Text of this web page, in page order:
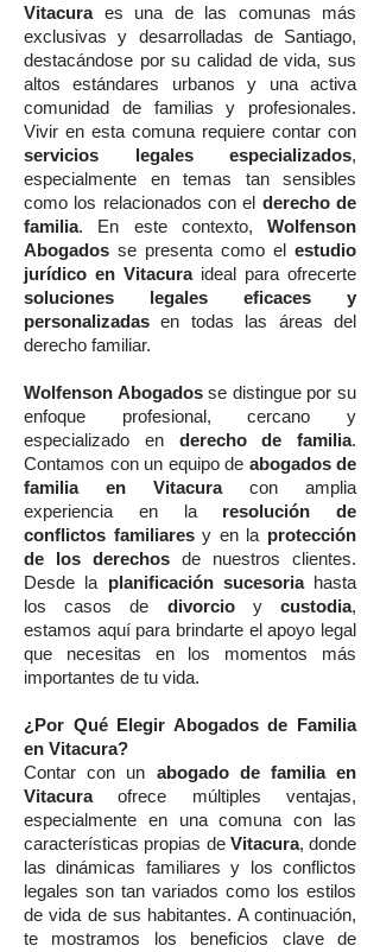
Vitacuraes una de las comunas más
exclusivas y desarrolladas de Santiago,
destacándose por su calidad de vida, sus
altos estándares urbanos y una activa
comunidad de familias y profesionales.
Vivir en esta comuna requiere contar con
servicios legales especializados,
especialmente en temas tan sensibles
como los relacionados con el derecho de
familia. En este contexto, Wolfenson
Abogados se presenta como el estudio
jurídico en Vitacuraideal para ofrecerte
soluciones legales eficaces y
personalizadas en todas las áreas del
derecho familiar.
Wolfenson Abogadosse distingue por su
enfoque profesional, cercano y
especializado en derecho de familia.
Contamos con un equipo de abogados de
familia en Vitacuracon amplia
experiencia en la resolución de
conflictos familiaresy en la protección
de los derechos de nuestros clientes.
Desde la planificación sucesoriahasta
los casos de divorcioycustodia,
estamos aquí para brindarte el apoyo legal
que necesitas en los momentos más
importantes de tu vida.
¿Por Qué Elegir Abogados de Familia
en Vitacura?
Contar con un abogado de familia en
Vitacuraofrece múltiples ventajas,
especialmente en una comuna con las
características propias de Vitacura, donde
las dinámicas familiares y los conflictos
legales son tan variados como los estilos
de vida de sus habitantes. A continuación,
te mostramos los beneficios clave de